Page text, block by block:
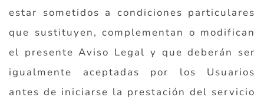
estar sometidos a condiciones particulares
que sustituyen, complementan o modifican
el presente Aviso Legal y que deberán ser
igualmente aceptadas por los Usuarios
antes de iniciarse la prestación del servicio